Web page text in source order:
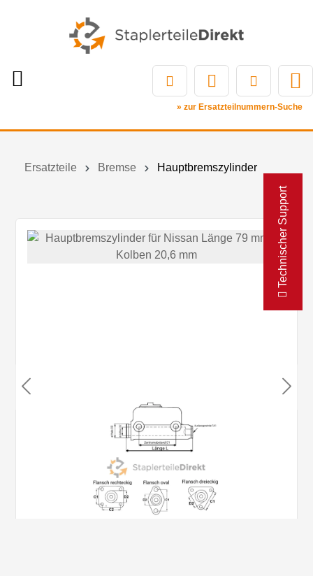
Technischer Support
» zur Ersatzteilnummern-Suche
Ersatzteile Bremse Hauptbremszylinder